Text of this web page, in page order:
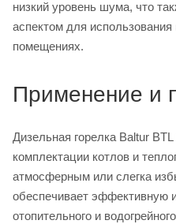
низкий уровень шума, что
аспектом для
помещениях.
Применение и
Дизельная горелка Baltur
комплектации котлов и
атмосферным или слегка
обеспечивает эффективную
отопительного и